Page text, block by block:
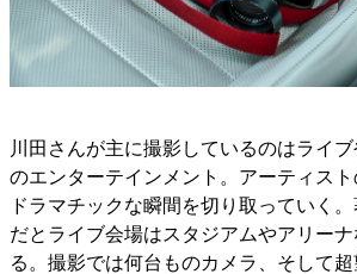
川田さんが主に撮影しているのはライ
のエンターテインメント。アーティスト
ドラマチックな瞬間を切り取っていく
だとライブ会場はスタジアムやアリー
る。撮影では何台ものカメラ、そして